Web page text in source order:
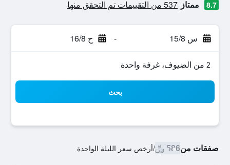
8.7 ممتاز 537 من التقييمات تم التحقق منها
س 15/8 - ح 16/8
2 من الضيوف، غرفة واحدة
بحث
صفقات من586 ﷼ /أرخص سعر الليلة الواحدة